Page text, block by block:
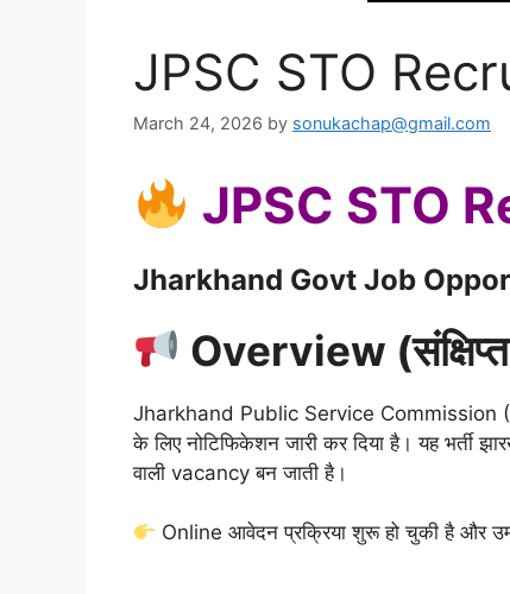
JPSC STO
March 24, 2026 by sonukachap@gmail.com
JPSC STO
Jharkhand Govt Job
Overview (संक्षिप्त
Jharkhand Public Service Commission
के लिए नोटिफिकेशन जारी कर दिया है। यह भर्ती
वाली vacancy बन जाती है।
Online आवेदन प्रक्रिया शुरू हो चुकी है और